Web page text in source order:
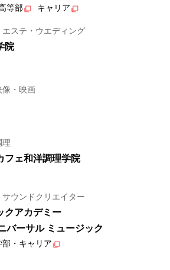
等部 キャリア
ステ・ウエディング
院
像・映画
理
フェ和洋調理学院
ウンドクリエイター
クアカデミー
バーサル ミュージック
・キャリア